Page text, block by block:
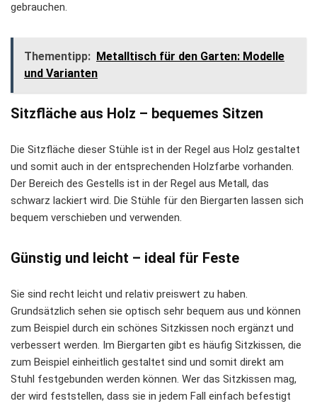
gebrauchen.
Thementipp: Metalltisch für den Garten: Modelle
und Varianten
Sitzfläche aus Holz – bequemes Sitzen
Die Sitzfläche dieser Stühle ist in der Regel aus Holz gestaltet
und somit auch in der entsprechenden Holzfarbe vorhanden.
Der Bereich des Gestells ist in der Regel aus Metall, das
schwarz lackiert wird. Die Stühle für den Biergarten lassen sich
bequem verschieben und verwenden.
Günstig und leicht – ideal für Feste
Sie sind recht leicht und relativ preiswert zu haben.
Grundsätzlich sehen sie optisch sehr bequem aus und können
zum Beispiel durch ein schönes Sitzkissen noch ergänzt und
verbessert werden. Im Biergarten gibt es häufig Sitzkissen, die
zum Beispiel einheitlich gestaltet sind und somit direkt am
Stuhl festgebunden werden können. Wer das Sitzkissen mag,
der wird feststellen, dass sie in jedem Fall einfach befestigt